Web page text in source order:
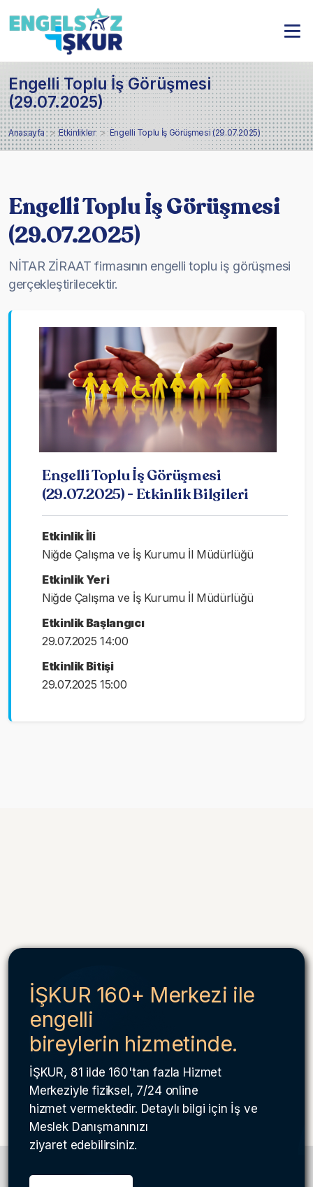
Engelli Toplu İş Görüşmesi
(29.07.2025)
Anasayfa Etkinlikler Engelli Toplu İş Görüşmesi (29.07.2025)
Engelli Toplu İş Görüşmesi
(29.07.2025)
NİTAR ZİRAAT firmasının engelli toplu iş görüşmesi
gerçekleştirilecektir.
Engelli Toplu İş Görüşmesi
(29.07.2025) - Etkinlik Bilgileri
Etkinlik İli
Niğde Çalışma ve İş Kurumu İl Müdürlüğü
Etkinlik Yeri
Niğde Çalışma ve İş Kurumu İl Müdürlüğü
Etkinlik Başlangıcı
29.07.2025 14:00
Etkinlik Bitişi
29.07.2025 15:00
İŞKUR 160+ Merkezi ile
engelli
bireylerin hizmetinde.
İŞKUR, 81 ilde 160'tan fazla Hizmet
Merkeziyle fiziksel, 7/24 online
hizmet vermektedir. Detaylı bilgi için İş ve
Meslek Danışmanınızı
ziyaret edebilirsiniz.